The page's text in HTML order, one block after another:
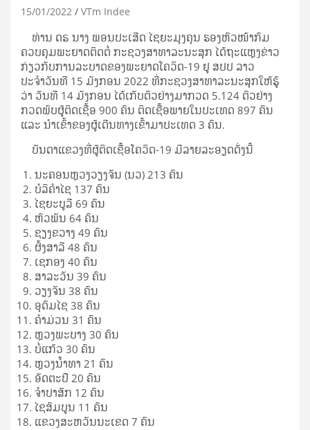
15/01/2022 VTm Indee
ທ່ານ ດຣ ນາງ ພອນປະເສີດ ໄຊຍະມຸງຄຸນ ຮອງຫົວໜ້າກົມ
ຄວບຄຸມພະຍາດຕິດຕໍ່ ກະຊວງສາທາລະນະສຸກ ໄດ້ຖະແຫຼງຂ່າວ
ກ່ຽວກັບການລະບາດຂອງພະຍາດໂຄວິດ-19 ຢູ ສປປ ລາວ
ປະຈຳວັນທີ 15 ມັງກອນ 2022 ທີ່ກະຊວງສາທາລະນະສຸກໃຫ້ຮູ້
ວ່າ ວັນທີ 14 ມັງກອນ ໄດ້ເກັບຕົວຢ່າງມາກວດ 5.124 ຕົວຢ່າງ
ກວດພົບຜູ້ຕິດເຊື້ອ 900 ຄົນ ຕິດເຊື້ອພາຍໃນປະເທດ 897 ຄົນ
ແລະ ນຳເຂົ້າຂອງຜູ້ເດີນທາງເຂົ້າມາປະເທດ 3 ຄົນ.
ບັນດາແຂວງທີ່ຜູ້ຕິດເຊື້ອໂຄວິດ-19 ມີລາຍລະອຽດດັ່ງນີ້
ນະຄອນຫຼວງວຽງຈັນ (ນວ) 213 ຄົນ
ບໍລິຄຳໄຊ 137 ຄົນ
ໄຊຍະບູລີ 69 ຄົນ
ຫົວພັນ 64 ຄົນ
ຊຽງຂວາງ 49 ຄົນ
ຜົ້ງສາລີ 48 ຄົນ
ເຊກອງ 40 ຄົນ
ສາລະວັນ 39 ຄົນ
ວຽງຈັນ 38 ຄົນ
ອຸດົມໄຊ 38 ຄົນ
ຄຳມ່ວນ 31 ຄົນ
ຫຼວງພະບາງ 30 ຄົນ
ບໍ່ແກ້ວ 30 ຄົນ
ຫຼວງນໍ້າທາ 21 ຄົນ
ອັດຕະປື 20 ຄົນ
ຈຳປາສັກ 12 ຄົນ
ໄຊສົມບູນ 11 ຄົນ
ແຂວງສະຫວັນນະເຂດ 7 ຄົນ